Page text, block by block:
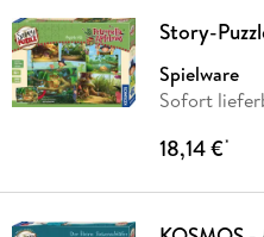
Story-
Spielware
Sofort
18,14 €*